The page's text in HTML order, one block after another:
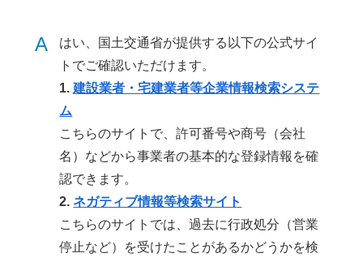
A
はい、国土交通省が提供する以下の公式サイ
トでご確認いただけます。
1.建設業者・宅建業者等企業情報検索システ
ム
こちらのサイトで、許可番号や商号（会社
名）などから事業者の基本的な登録情報を確
認できます。
2.ネガティブ情報等検索サイト
こちらのサイトでは、過去に行政処分（営業
停止など）を受けたことがあるかどうかを検